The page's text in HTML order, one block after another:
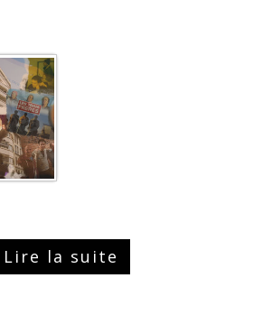
Lire la suite